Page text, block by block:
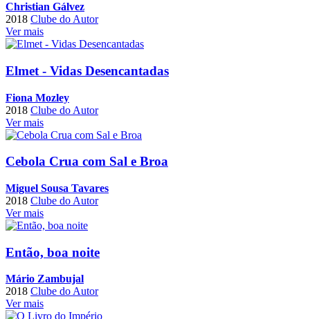
Christian Gálvez
2018 Clube do Autor
Ver mais
Elmet - Vidas Desencantadas
Fiona Mozley
2018 Clube do Autor
Ver mais
Cebola Crua com Sal e Broa
Miguel Sousa Tavares
2018 Clube do Autor
Ver mais
Então, boa noite
Mário Zambujal
2018 Clube do Autor
Ver mais